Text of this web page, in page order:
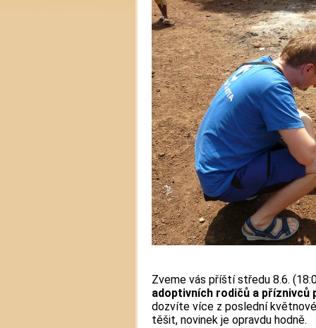
Zveme vás příští středu 8.6.
adoptivních rodičů a
dozvíte více z poslední
těšit, novinek je opravdu hodně.